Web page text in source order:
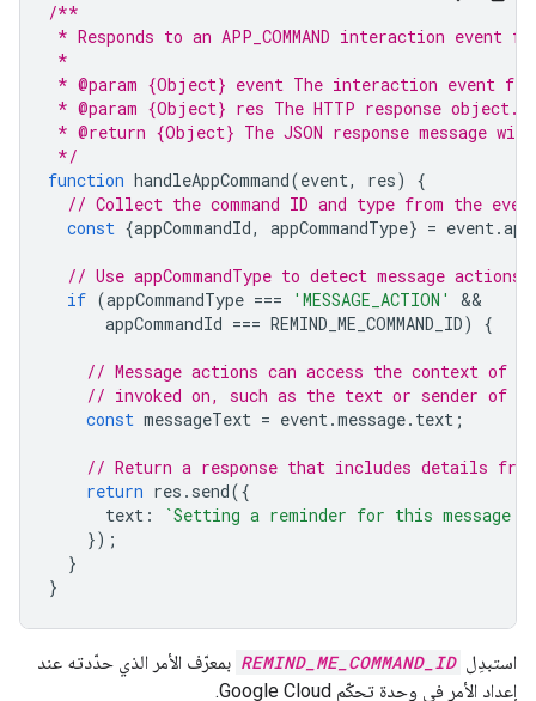
/**
* Responds to an APP_COMMAND interaction event
*
* @param {Object} event The interaction event
* @param {Object} res The HTTP response object.
* @return {Object} The JSON response message
*/
function handleAppCommand(event, res)
{
// Collect the command ID and type from the
const {appCommandId, appCommandType} = event.
// Use appCommandType to detect message actions.
if (appCommandType === 'MESSAGE_ACTION'
appCommandId === REMIND_ME_COMMAND_ID) {
// Message actions can access the context of
// invoked on, such as the text or sender of
const messageText = event.message. text ;
// Return a response that includes details
return res . send({
text :
`Setting a reminder for this message:
});
}
}
استبدِل REMIND_ME_COMMAND_ID بمعرّف الأمر الذي حدّدته عند
إعداد الأمر في وحدة تحكّم Google Cloud.